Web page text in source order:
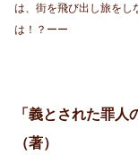
は、街を飛び出し旅をし
は！？ーー
「義とされた罪
（著）